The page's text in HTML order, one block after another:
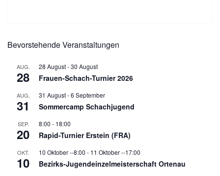
Bevorstehende Veranstaltungen
AUG.
28
28 August-30 August
Frauen-Schach-Turnier 2026
AUG.
31
31 August-6 September
Sommercamp Schachjugend
SEP.
20
8:00 - 18:00
Rapid-Turnier Erstein (FRA)
OKT.
10
10 Oktober --8:00 - 11 Oktober --17:00
Bezirks-Jugendeinzelmeisterschaft Ortenau